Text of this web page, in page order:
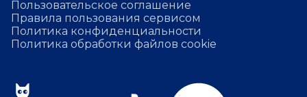
Пользовательское соглашение
Правила пользования сервисом
Политика конфиденциальности
Политика обработки файлов cookie